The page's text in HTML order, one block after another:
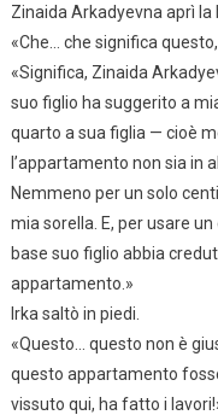
Zinaida Arkadyevna aprì la
«Che… che significa
«Significa, Zinaida
suo figlio ha suggerito a
quarto a sua figlia — cioè
l’appartamento non sia in
Nemmeno per un solo
mia sorella. E, per usare
base suo figlio abbia
appartamento.»
Irka saltò in piedi.
«Questo… questo non è
questo appartamento
vissuto qui, ha fatto i